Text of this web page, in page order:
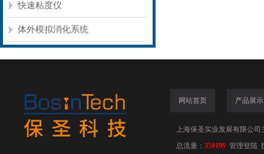
快速粘度仪
体外模拟消化系统
网站首页 产品展示
上海保圣实业发展有限公司
总流量： 359199 管理登陆